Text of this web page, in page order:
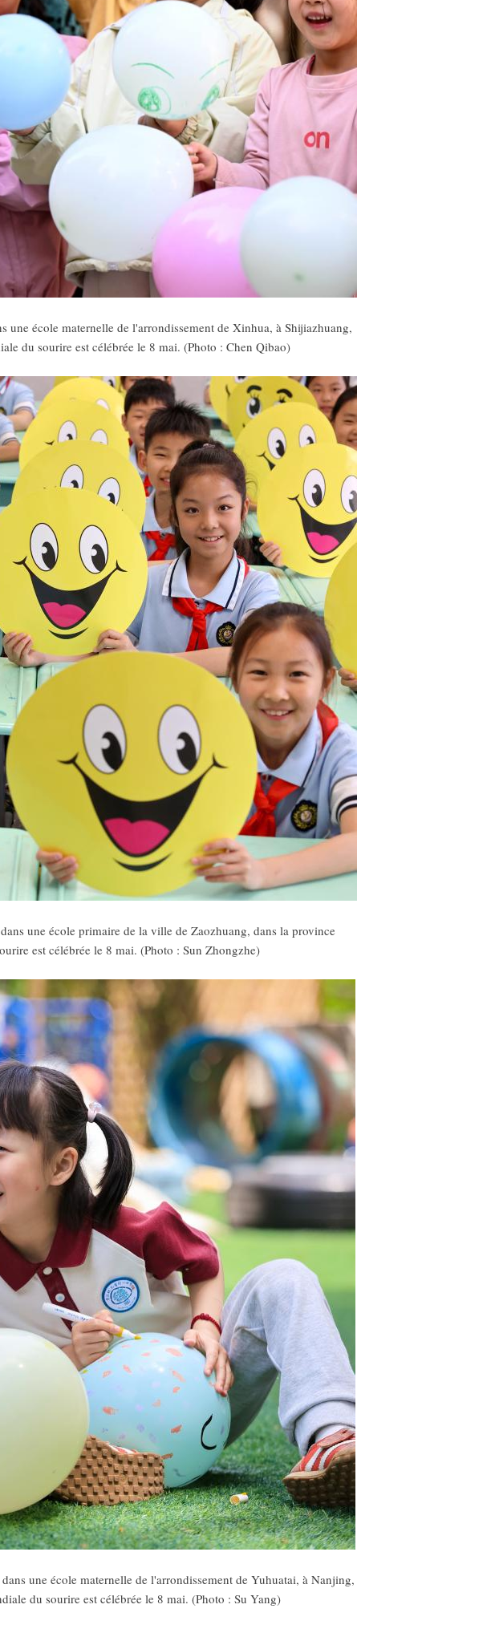
école maternelle de l'arrondissement de Xinhua, à Shijiazhuang,
du sourire est célébrée le 8 mai. (Photo : Chen Qibao)
une école primaire de la ville de Zaozhuang, dans la province
est célébrée le 8 mai. (Photo : Sun Zhongzhe)
une école maternelle de l'arrondissement de Yuhuatai, à Nanjing,
du sourire est célébrée le 8 mai. (Photo : Su Yang)